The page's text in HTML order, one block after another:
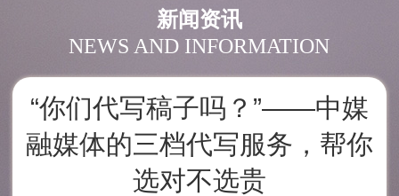
新闻资讯
NEWS AND INFORMATION
“你们代写稿子吗？”——中媒
融媒体的三档代写服务，帮你
选对不选贵